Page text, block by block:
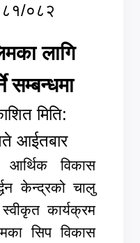
०८२
लागि
सम्बन्धमा
मिति:
आईतबार
आर्थिक विकास
केन्द्रको चालु
कार्यक्रम
सिप विकास